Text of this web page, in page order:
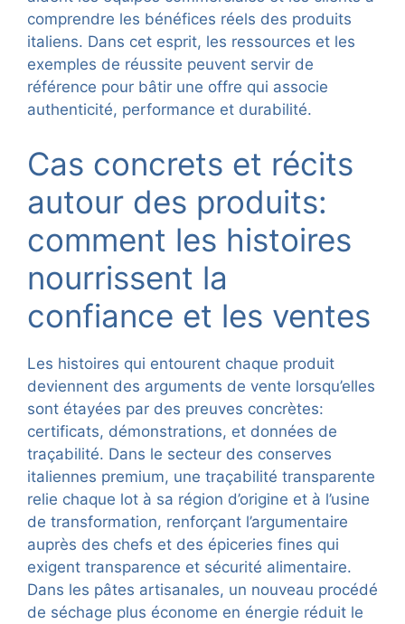
comprendre les bénéfices réels des produits
italiens. Dans cet esprit, les ressources et les
exemples de réussite peuvent servir de
référence pour bâtir une offre qui associe
authenticité, performance et durabilité.
Cas concrets et récits
autour des produits:
comment les histoires
nourrissent la
confiance et les ventes
Les histoires qui entourent chaque produit
deviennent des arguments de vente lorsqu’elles
sont étayées par des preuves concrètes:
certificats, démonstrations, et données de
traçabilité. Dans le secteur des conserves
italiennes premium, une traçabilité transparente
relie chaque lot à sa région d’origine et à l’usine
de transformation, renforçant l’argumentaire
auprès des chefs et des épiceries fines qui
exigent transparence et sécurité alimentaire.
Dans les pâtes artisanales, un nouveau procédé
de séchage plus économe en énergie réduit le